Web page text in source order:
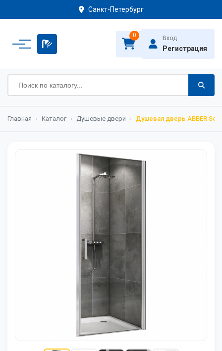
Санкт-Петербург
0 Вход
Регистрация
Главная › Каталог › Душевые двери › Душевая дверь ABBER